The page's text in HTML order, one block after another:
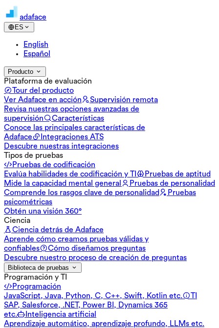
adaface
ES
English
Español
Producto
Plataforma de evaluación
Tour del producto
Ver Adaface en acción
Supervisión remota
Revisa nuestras opciones avanzadas de
supervisión
Características
Conoce las principales características de
Adaface
Integraciones ATS
Descubre nuestras integraciones
Tipos de pruebas
Pruebas de codificación
Evalúa habilidades de codificación y TI
Pruebas de aptitud
Mide la capacidad mental general
Pruebas de personalidad
Comprende los rasgos clave de personalidad
Pruebas
psicométricas
Obtén una visión 360°
Ciencia
Ciencia detrás de Adaface
Aprende cómo creamos pruebas válidas y
confiables
Cómo diseñamos preguntas
Descubre nuestro proceso de creación de preguntas
Biblioteca de pruebas
Programación y TI
Programación
JavaScript, Java, Python, C, C++, Swift, Kotlin etc.
TI
SAP, Salesforce, .NET, Power BI, Dynamics 365
etc.
Inteligencia artificial
Aprendizaje automático, aprendizaje profundo, LLMs etc.